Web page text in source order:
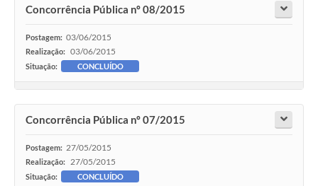
Concorrência Pública nº 08/2015
Postagem: 03/06/2015
Realização: 03/06/2015
Situação: CONCLUÍDO
Concorrência Pública nº 07/2015
Postagem: 27/05/2015
Realização: 27/05/2015
Situação: CONCLUÍDO